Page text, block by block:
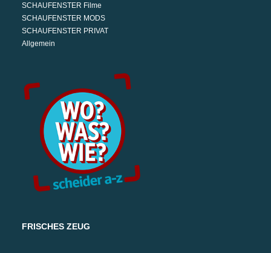
SCHAUFENSTER Filme
SCHAUFENSTER MODS
SCHAUFENSTER PRIVAT
Allgemein
FRISCHES ZEUG